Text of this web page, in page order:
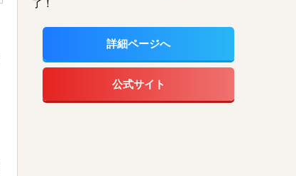
了！
詳細ページへ
公式サイト